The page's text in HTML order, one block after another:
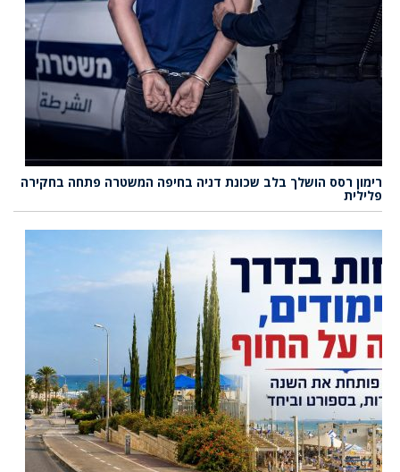
רימון רסס הושלך בלב שכונת דניה בחיפה המשטרה פתחה בחקירה
פלילית